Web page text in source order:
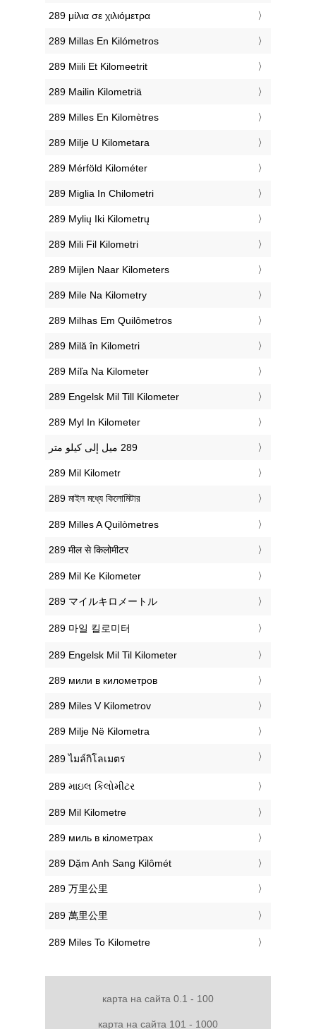
‎289 μίλια σε χιλιόμετρα
‎289 Millas En Kilómetros
‎289 Miili Et Kilomeetrit
‎289 Mailin Kilometriä
‎289 Milles En Kilomètres
‎289 Milje U Kilometara
‎289 Mérföld Kilométer
‎289 Miglia In Chilometri
‎289 Mylių Iki Kilometrų
‎289 Mili Fil Kilometri
‎289 Mijlen Naar Kilometers
‎289 Mile Na Kilometry
‎289 Milhas Em Quilômetros
‎289 Milă în Kilometri
‎289 Míľa Na Kilometer
‎289 Engelsk Mil Till Kilometer
‎289 Myl In Kilometer
‎289 Mil Kilometr
‎289 মাইল মধ্যে কিলোমিটার
‎289 Milles A Quilòmetres
‎289 मील से किलोमीटर
‎289 Mil Ke Kilometer
‎289 マイルキロメートル
‎289 마일 킬로미터
‎289 Engelsk Mil Til Kilometer
‎289 мили в километров
‎289 Miles V Kilometrov
‎289 Milje Në Kilometra
‎289 ไมล์กิโลเมตร
‎289 માઇલ કિલોમીટર
‎289 Mil Kilometre
‎289 миль в кілометрах
‎289 Dặm Anh Sang Kilômét
‎289 万里公里
‎289 萬里公里
‎289 Miles To Kilometre
карта на сайта 0.1 - 100
карта на сайта 101 - 1000